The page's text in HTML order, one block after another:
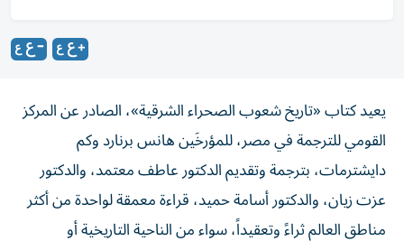
يعيد كتاب «تاريخ شعوب الصحراء الشرقية»، الصادر عن المركز
القومي للترجمة في مصر، للمؤرخَين هانس برنارد وكم
دايشترمات، بترجمة وتقديم الدكتور عاطف معتمد، والدكتور
عزت زيان، والدكتور أسامة حميد، قراءة معمقة لواحدة من أكثر
مناطق العالم ثراءً وتعقيداً، سواء من الناحية التاريخية أو